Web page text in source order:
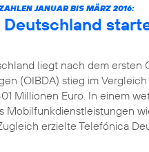
JANUAR BIS MÄRZ 2016:
liegt nach dem ersten
(OIBDA) stieg im
Millionen Euro. In einem
Mobilfunkdienstleistungen
erzielte Telefónica